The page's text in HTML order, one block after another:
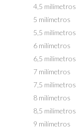
4,5 milímetros
5 milímetros
5,5 milímetros
6 milímetros
6,5 milímetros
7 milímetros
7,5 milímetros
8 milímetros
8,5 milímetros
9 milímetros